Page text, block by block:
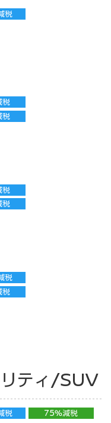
税
税
税
税
税
税
税
リティ/SUV
税 75%減税